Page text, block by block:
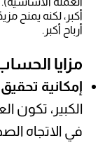
أكبر، لكنه يمنح
أرباح أكبر.
مزايا
إمكانية تحقيق
الكبير، تكون
في الاتجاه